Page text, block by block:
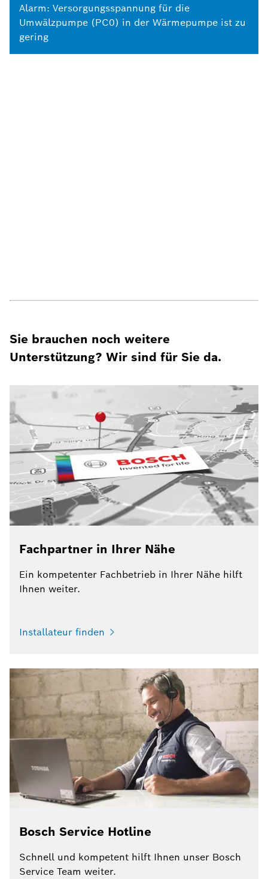
Alarm: Versorgungsspannung für die
Umwälzpumpe (PC0) in der Wärmepumpe ist zu
gering
Sie brauchen noch weitere
Unterstützung? Wir sind für Sie da.
Fachpartner in Ihrer Nähe
Ein kompetenter Fachbetrieb in Ihrer Nähe hilft
Ihnen weiter.
Installateur finden
Bosch Service Hotline
Schnell und kompetent hilft Ihnen unser Bosch
Service Team weiter.